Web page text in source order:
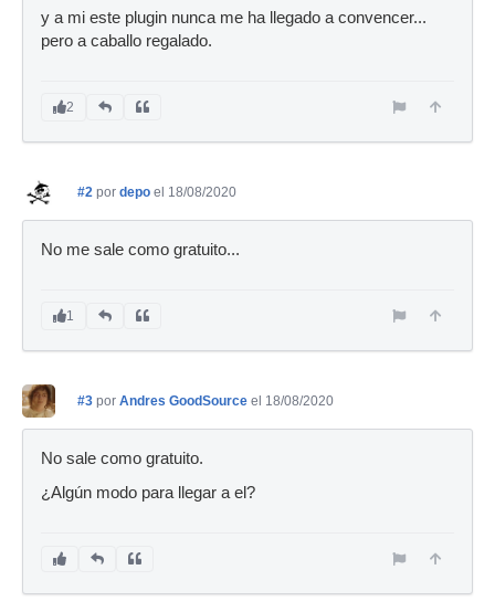
y a mi este plugin nunca me ha llegado a convencer...
pero a caballo regalado.
2
#2 por depo el 18/08/2020
No me sale como gratuito...
1
#3 por Andres GoodSource el 18/08/2020
No sale como gratuito.
¿Algún modo para llegar a el?